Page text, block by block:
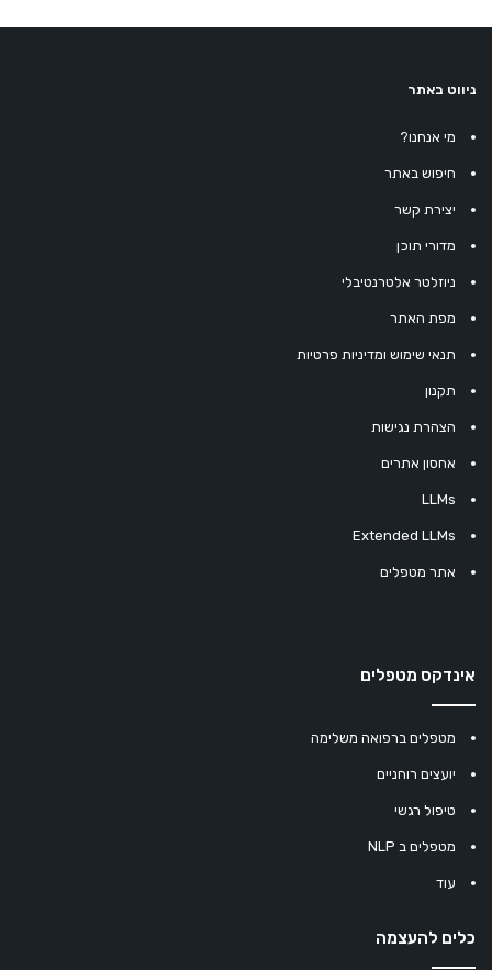
ניווט באתר
מי אנחנו?
חיפוש באתר
יצירת קשר
מדורי תוכן
ניוזלטר אלטרנטיבלי
מפת האתר
תנאי שימוש ומדיניות פרטיות
תקנון
הצהרת נגישות
אחסון אתרים
LLMs
Extended LLMs
אתר מטפלים
אינדקס מטפלים
מטפלים ברפואה משלימה
יועצים רוחניים
טיפול רגשי
מטפלים ב NLP
עוד
כלים להעצמה